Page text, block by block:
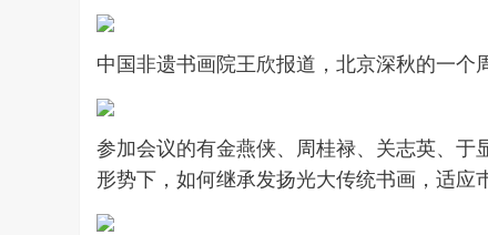
中国非遗书画院王欣报道，北京深秋的一个
参加会议的有金燕侠、周桂禄、关志英、
形势下，如何继承发扬光大传统书画，适应